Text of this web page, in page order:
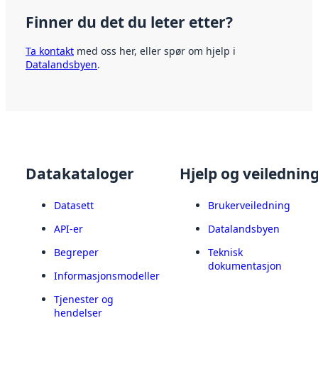
Finner du det du leter etter?
Ta kontakt med oss her, eller spør om hjelp i
Datalandsbyen.
Datakataloger
Datasett
API-er
Begreper
Informasjonsmodeller
Tjenester og
hendelser
Hjelp og
Brukerveiledning
Datalandsbyen
Teknisk
dokumentasjon